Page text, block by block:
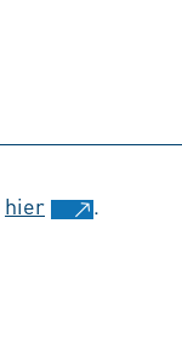
hier .